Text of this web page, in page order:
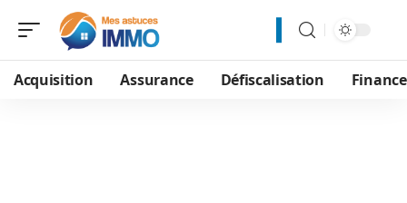
Acquisition Assurance Défiscalisation